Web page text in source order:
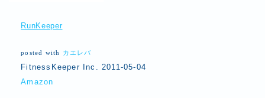
RunKeeper
posted with カエレバ
FitnessKeeper Inc. 2011-05-04
Amazon